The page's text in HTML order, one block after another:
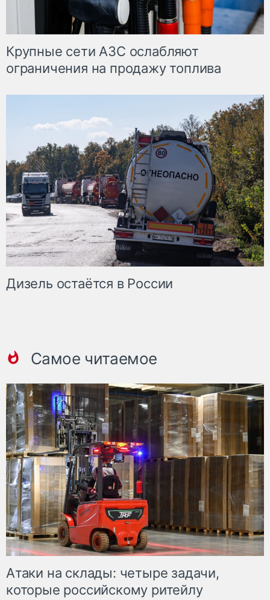
Крупные сети АЗС ослабляют
ограничения на продажу топлива
Дизель остаётся в России
Самое читаемое
Атаки на склады: четыре задачи,
которые российскому ритейлу